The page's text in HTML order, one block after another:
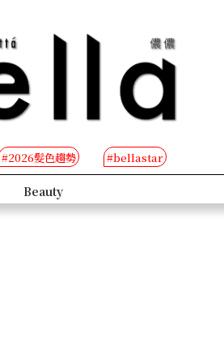
#2026髮色趨勢 #bellastar
Beauty